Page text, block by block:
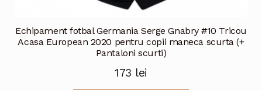
Echipament fotbal Germania Serge Gnabry #10 Tricou
Acasa European 2020 pentru copii maneca scurta (+
Pantaloni scurti)
173 lei